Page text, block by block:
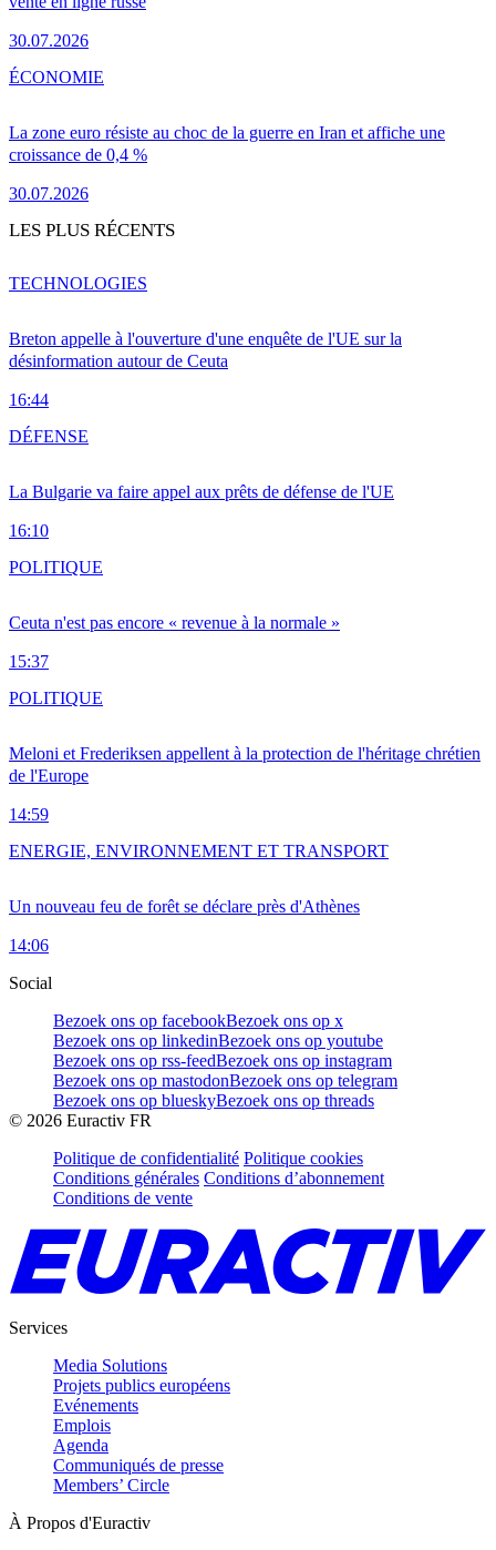
30.07.2026
La zone euro résiste au choc de la guerre en Iran et affiche une
croissance de 0,4 %
30.07.2026
ÉCONOMIE
LES PLUS RÉCENTS
Breton appelle à l'ouverture d'une enquête de l'UE sur la
désinformation autour de Ceuta
16:44
TECHNOLOGIES
La Bulgarie va faire appel aux prêts de défense de l'UE
16:10
DÉFENSE
Ceuta n'est pas encore « revenue à la normale »
15:37
POLITIQUE
Meloni et Frederiksen appellent à la protection de l'héritage chrétien
de l'Europe
14:59
POLITIQUE
Un nouveau feu de forêt se déclare près d'Athènes
14:06
ENERGIE, ENVIRONNEMENT ET TRANSPORT
Social
Bezoek ons op facebookBezoek ons op x
Bezoek ons op linkedinBezoek ons op youtube
Bezoek ons op rss-feedBezoek ons op instagram
Bezoek ons op mastodonBezoek ons op telegram
Bezoek ons op blueskyBezoek ons op threads
© 2026 Euractiv FR
Politique de confidentialité Politique cookies
Conditions générales Conditions d’abonnement
Conditions de vente
Services
Media Solutions
Projets publics européens
Evénements
Emplois
Agenda
Communiqués de presse
Members’ Circle
À Propos d'Euractiv